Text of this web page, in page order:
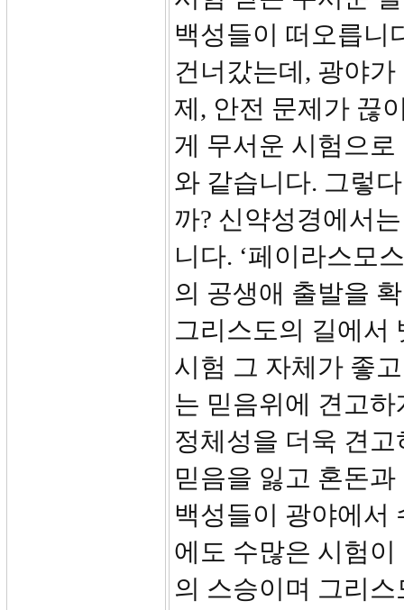
백성들이 떠오릅니
건너갔는데, 광야
제, 안전 문제가 끊
게 무서운 시험으
와 같습니다. 그렇
까? 신약성경에서
니다. ‘페이라스모
의 공생애 출발을
그리스도의 길에서
시험 그 자체가 좋
는 믿음위에 견고
정체성을 더욱 견
믿음을 잃고 혼돈
백성들이 광야에서
에도 수많은 시험
의 스승이며 그리